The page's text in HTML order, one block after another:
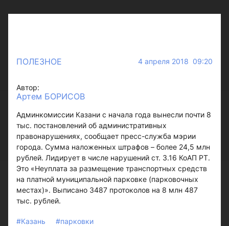
ПОЛЕЗНОЕ 4 апреля 2018 09:20
Автор:
Артем БОРИСОВ
Админкомиссии Казани с начала года вынесли почти 8
тыс. постановлений об административных
правонарушениях, сообщает пресс-служба мэрии
города. Сумма наложенных штрафов – более 24,5 млн
рублей. Лидирует в числе нарушений ст. 3.16 КоАП РТ.
Это «Неуплата за размещение транспортных средств
на платной муниципальной парковке (парковочных
местах)». Выписано 3487 протоколов на 8 млн 487
тыс. рублей.
#Казань #парковки